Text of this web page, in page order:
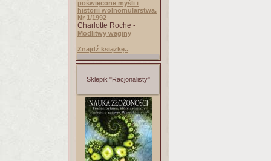
poświęcone myśli i
historii wolnomularstwa.
Nr 1/1992
Charlotte Roche -
Modlitwy waginy
Znajdź książkę..
Sklepik "Racjonalisty"